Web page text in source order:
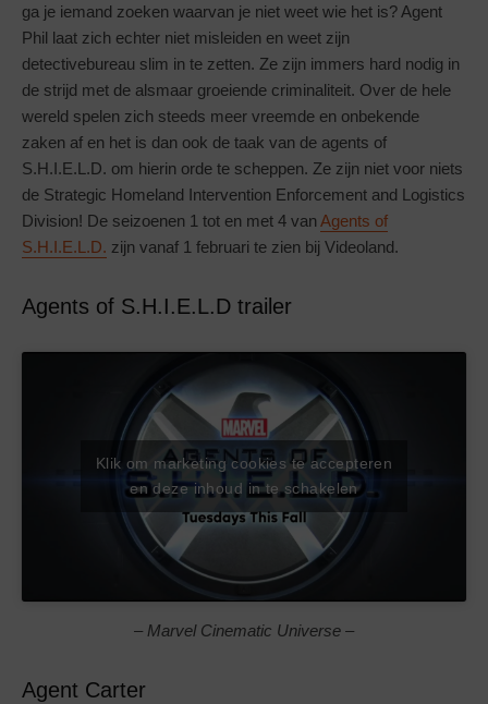
ga je iemand zoeken waarvan je niet weet wie het is? Agent
Phil laat zich echter niet misleiden en weet zijn
detectivebureau slim in te zetten. Ze zijn immers hard nodig in
de strijd met de alsmaar groeiende criminaliteit. Over de hele
wereld spelen zich steeds meer vreemde en onbekende
zaken af en het is dan ook de taak van de agents of
S.H.I.E.L.D. om hierin orde te scheppen. Ze zijn niet voor niets
de Strategic Homeland Intervention Enforcement and Logistics
Division! De seizoenen 1 tot en met 4 van Agents of
S.H.I.E.L.D. zijn vanaf 1 februari te zien bij Videoland.
Agents of S.H.I.E.L.D trailer
Klik om marketing cookies te accepteren
en deze inhoud in te schakelen
– Marvel Cinematic Universe –
Agent Carter